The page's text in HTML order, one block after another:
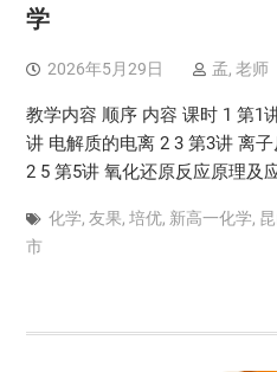
学
2026年5月29日 孟, 老师
教学内容 顺序 内容 课时 1 第1
讲 电解质的电离 2 3 第3讲 离
2 5 第5讲 氧化还原反应原理及
化学, 友果, 培优, 新高一化学,
市